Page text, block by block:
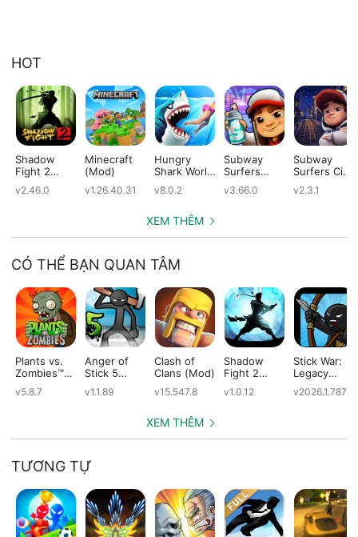
HOT
Shadow
Fight 2
v2.46.0
Minecraft
(Mod)
v1.26.40.31
Hungry
Shark World
v8.0.2
Subway
Surfers
v3.66.0
Subway
Surfers City
v2.3.1
XEM THÊM
CÓ THỂ BẠN QUAN TÂM
Plants vs.
Zombies™
v5.8.7
Anger of
Stick 5
v1.1.89
Clash of
Clans (Mod)
v15.547.8
Shadow
Fight 2
Edition
v1.0.12
Stick War:
Legacy
v2026.1.787
XEM THÊM
TƯƠNG TỰ